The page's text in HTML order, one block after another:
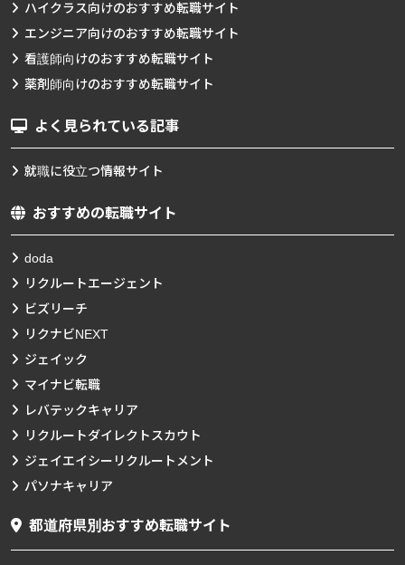
ハイクラス向けのおすすめ転職サイト
エンジニア向けのおすすめ転職サイト
看護師向けのおすすめ転職サイト
薬剤師向けのおすすめ転職サイト
よく見られている記事
就職に役立つ情報サイト
おすすめの転職サイト
doda
リクルートエージェント
ビズリーチ
リクナビNEXT
ジェイック
マイナビ転職
レバテックキャリア
リクルートダイレクトスカウト
ジェイエイシーリクルートメント
パソナキャリア
都道府県別おすすめ転職サイト